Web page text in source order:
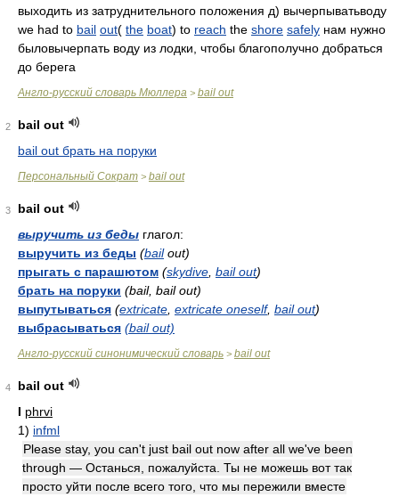
выходить из затруднительного положения д) вычерпыватьводу
we had to bail out( the boat) to reach the shore safely нам нужно
быловычерпать воду из лодки, чтобы благополучно добраться
до берега
Англо-русский словарь Мюллера > bail out
2
bail out
bail out брать на поруки
Персональный Сократ > bail out
3
bail out
выручить из беды глагол:
выручить из беды (bailout)
прыгать с парашютом (skydive bail out)
брать на поруки (bail, bail out)
выпутываться (extricate extricate oneself, bail out)
выбрасываться (bail out)
Англо-русский синонимический словарь > bail out
4
bail out
I phrvi
1) infml
Please stay, you can't just bail out now after all we've been
through — Останься, пожалуйста. Ты не можешь вот так
просто уйти после всего того, что мы пережили вместе